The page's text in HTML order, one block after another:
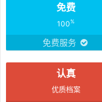
免费
100%
免费服务
认真
优质档案